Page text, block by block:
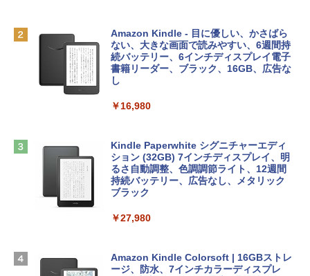
￥162,598
tomtoc 360°保護 15.6 16インチ パソコ
ンケース Dell NEC Lavie ASUS HP dyna
Apple 2026 MacBook Air M5チップ搭載
13インチノートブック：AIとApple Intell
igence、13.6インチLiquid Retinaディ
スプレイ、16GBユニファイドメモリ、1
ームカメラ、日本語キーボード、Touch I
￥261,414
Robloxギフトカード - 1000 Robux 【限
定バーチャルアイテムを含む】 【オンラ
インゲームコード】 ロブロックス |オン
ラインコード版
4(最新 永続版)|オンラインコード版|Wind
ows11、10/mac対応|PC2台
￥39,582
Robloxギフトカード - 2,000 Robux 【限
ラインコード版
出す プロンプトの言葉 AI画像生成シリー
ズ (はぴーイラストLabo)
￥480
ClaudeCode いちばんやさしい 教科書:
にもKindle出版にも！ 非エンジニアのた
めのAIコーディング入門シリーズ
￥99
1冊ですべて身につくHTML & CSSとWe
￥1,292
Amazon Kindle - 目に優しい、かさばら
ない、大きな画面で読みやすい、6週間持
続バッテリー、6インチディスプレイ電子
書籍リーダー、ブラック、16GB、広告な
し
￥16,980
Kindle Paperwhite シグニチャーエディ
ション (32GB) 7インチディスプレイ、明
るさ自動調整、色調調節ライト、12週間
持続バッテリー、広告なし、メタリック
ブラック
￥27,980
Amazon Kindle Colorsoft | 16GBストレ
ージ、防水、7インチカラーディスプレ